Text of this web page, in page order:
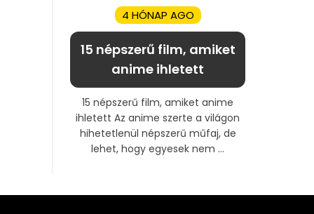
4 HÓNAP AGO
15 népszerű film, amiket
anime ihletett
15 népszerű film, amiket anime
ihletett Az anime szerte a világon
hihetetlenül népszerű műfaj, de
lehet, hogy egyesek nem ...